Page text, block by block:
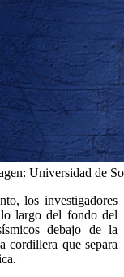
Universidad de
los investigadores
largo del fondo del
debajo de la
cordillera que separa